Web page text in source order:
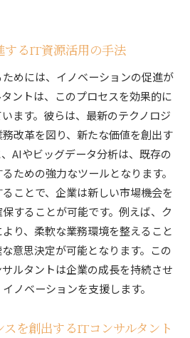
するIT資源活用の手法
めには、イノベーションの促進が
ントは、このプロセスを効果的に
ます。彼らは、最新のテクノロジ
改革を図り、新たな価値を創出す
AIやビッグデータ分析は、既存の
ための強力なツールとなります。
ことで、企業は新しい市場機会を
することが可能です。例えば、ク
り、柔軟な業務環境を整えること
意思決定が可能となります。この
ルタントは企業の成長を持続させ
ノベーションを支援します。
を創出するITコンサルタント